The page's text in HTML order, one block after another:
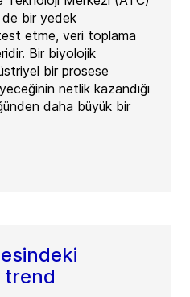
bir yedek
etme, veri toplama
Bir biyolojik
bir prosese
netlik kazandığı
daha büyük bir
trend